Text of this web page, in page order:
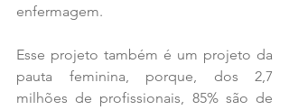
enfermagem.
Esse projeto também é um projeto da
pauta feminina, porque, dos 2,7
milhões de profissionais, 85% são de